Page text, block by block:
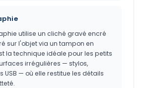
utilise un cliché gravé encré
sur l'objet via un tampon en
la technique idéale pour les petits
irrégulières — stylos,
USB — où elle restitue les détails